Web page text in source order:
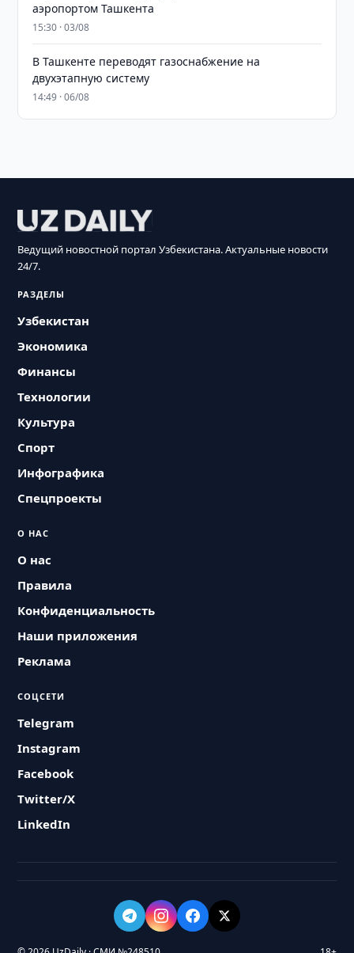
аэропортом Ташкента
15:30 · 03/08
В Ташкенте переводят газоснабжение на
двухэтапную систему
14:49 · 06/08
Ведущий новостной портал Узбекистана. Актуальные новости
24/7.
РАЗДЕЛЫ
Узбекистан
Экономика
Финансы
Технологии
Культура
Спорт
Инфографика
Спецпроекты
О НАС
О нас
Правила
Конфиденциальность
Наши приложения
Реклама
СОЦСЕТИ
Telegram
Instagram
Facebook
Twitter/X
LinkedIn